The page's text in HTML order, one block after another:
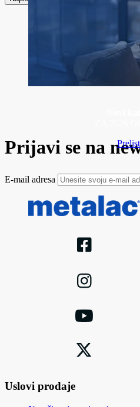
Prijavi se na
E-mail adresa
Uslovi prodaje